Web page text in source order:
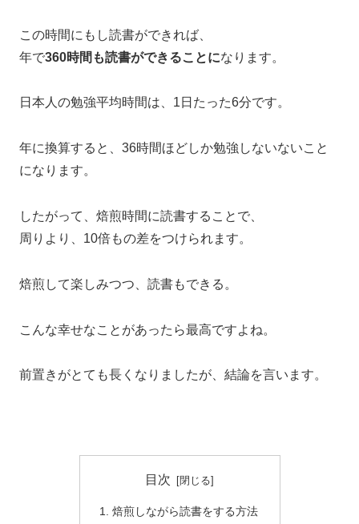
この時間にもし読書ができれば、
年で360時間も読書ができることになります。
日本人の勉強平均時間は、1日たった6分です。
年に換算すると、36時間ほどしか勉強しないないこと
になります。
したがって、焙煎時間に読書することで、
周りより、10倍もの差をつけられます。
焙煎して楽しみつつ、読書もできる。
こんな幸せなことがあったら最高ですよね。
前置きがとても長くなりましたが、結論を言います。
目次
焙煎しながら読書をする方法